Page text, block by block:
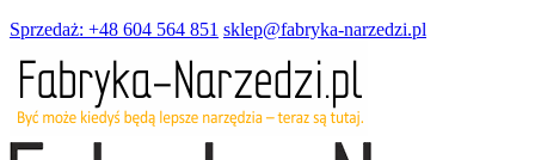
Sprzedaż: +48 604 564 851 sklep@fabryka-narzedzi.pl